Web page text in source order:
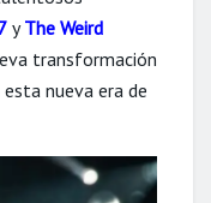
yThe Weird
transformación
nueva era de